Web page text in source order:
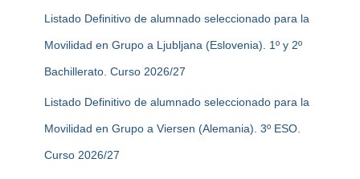
Listado Definitivo de alumnado seleccionado para la
Movilidad en Grupo a Ljubljana (Eslovenia). 1º y 2º
Bachillerato. Curso 2026/27
Listado Definitivo de alumnado seleccionado para la
Movilidad en Grupo a Viersen (Alemania). 3º ESO.
Curso 2026/27